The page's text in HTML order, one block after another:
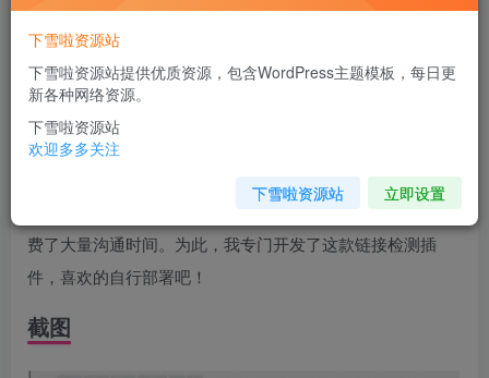
介绍
很多站长经常遇到网盘链接失效但用户并不知情的情况，导
致用户下单后才发现无法使用，不仅增加了售后压力，也浪
费了大量沟通时间。为此，我专门开发了这款链接检测插
件，喜欢的自行部署吧！
截图
下雪啦资源站
下雪啦资源站提供优质资源，包含WordPress主题模板，每日更
新各种网络资源。
下雪啦资源站
欢迎多多关注
下雪啦资源站 立即设置